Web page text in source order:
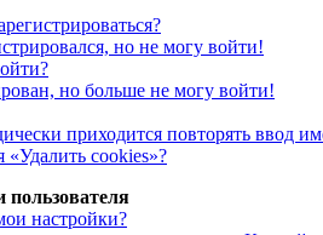
но не могу войти!
но больше не могу войти!
приходится повторять ввод
«Удалить cookies»?
настройки?